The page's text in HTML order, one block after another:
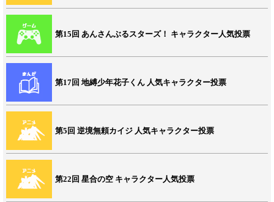
第15回 あんさんぶるスターズ！ キャラクター人気投票
第17回 地縛少年花子くん 人気キャラクター投票
第5回 逆境無頼カイジ 人気キャラクター投票
第22回 星合の空 キャラクター人気投票